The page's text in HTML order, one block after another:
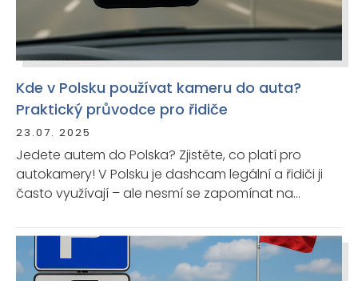
Kde v Polsku používat kameru do auta?
Praktický průvodce pro řidiče
23.07. 2025
Jedete autem do Polska? Zjistěte, co platí pro
autokamery! V Polsku je dashcam legální a řidiči ji
často využívají – ale nesmí se zapomínat na